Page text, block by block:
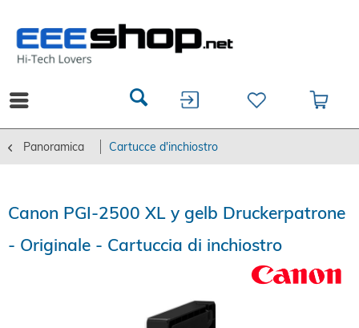
Panoramica Cartucce d'inchiostro
Canon PGI-2500 XL y gelb Druckerpatrone
- Originale - Cartuccia di inchiostro